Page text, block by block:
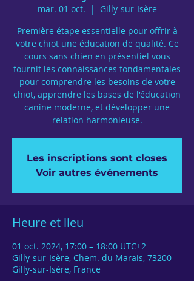
mar. 01 oct.
  |
Gilly-sur-Isère
Première étape essentielle pour offrir à
votre chiot une éducation de qualité. Ce
cours sans chien en présentiel vous
fournit les connaissances fondamentales
pour comprendre les besoins de votre
chiot, apprendre les bases de l'éducation
canine moderne, et développer une
relation harmonieuse.
Les inscriptions sont closes
Voir autres événements
Heure et lieu
01 oct. 2024, 17:00 – 18:00 UTC+2
Gilly-sur-Isère, Chem. du Marais, 73200
Gilly-sur-Isère, France